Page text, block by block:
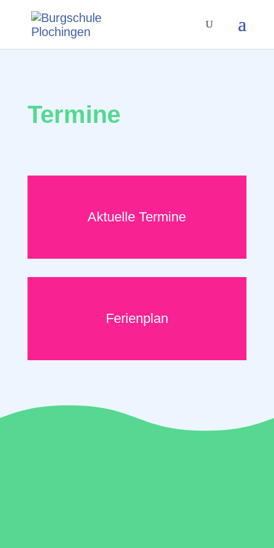
Termine
Aktuelle Termine
Ferienplan